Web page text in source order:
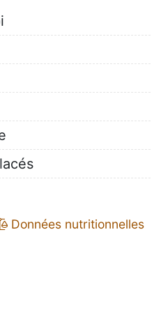
Données nutritionnelles